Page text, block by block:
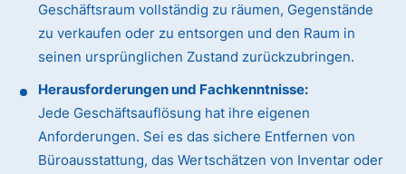
Geschäftsraum vollständig zu räumen, Gegenstände
zu verkaufen oder zu entsorgen und den Raum in
seinen ursprünglichen Zustand zurückzubringen.
Herausforderungen und Fachkenntnisse:
Jede Geschäftsauflösung hat ihre eigenen
Anforderungen. Sei es das sichere Entfernen von
Büroausstattung, das Wertschätzen von Inventar oder